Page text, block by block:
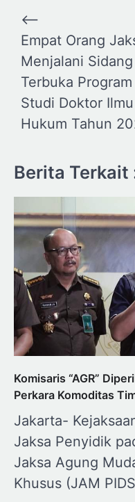
Navigasi
pos
⟵
Empat Orang
Menjalani Sidang
Terbuka Program
Studi Doktor Ilmu
Hukum Tahun
Berita Terkait
Komisaris “AGR”
Perkara Komoditas
Jakarta-
Jaksa Penyidik
Jaksa Agung
Khusus (JAM